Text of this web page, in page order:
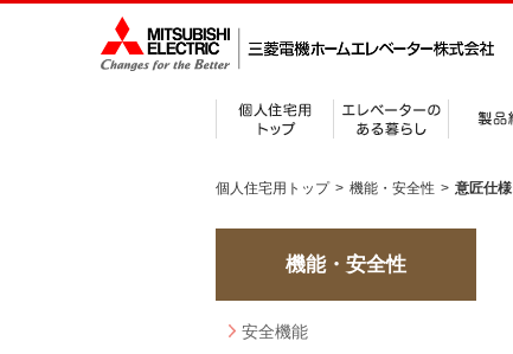
個人住宅用トップ > 機能・安全性 > 意匠仕様
機能・安全性
安全機能